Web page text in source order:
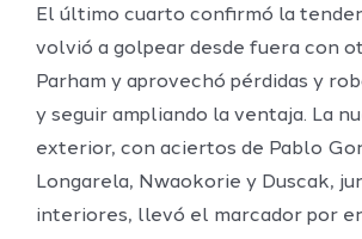
El último cuarto confirmó la
volvió a golpear desde fuera con
Parham y aprovechó pérdidas y
y seguir ampliando la ventaja. La
exterior, con aciertos de Pablo
Longarela, Nwaokorie y Duscak,
interiores, llevó el marcador por